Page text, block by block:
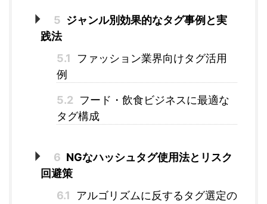
5 ジャンル別効果的なタグ事例と実
践法
5.1
ファッション業界向けタグ活用
例
5.2
フード・飲食ビジネスに最適な
タグ構成
6 NGなハッシュタグ使用法とリスク
回避策
6.1
アルゴリズムに反するタグ選定の